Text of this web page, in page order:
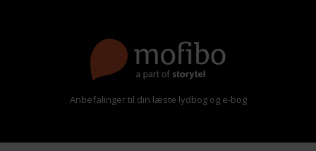
Anbefalinger til din læste lydbog og e-bog